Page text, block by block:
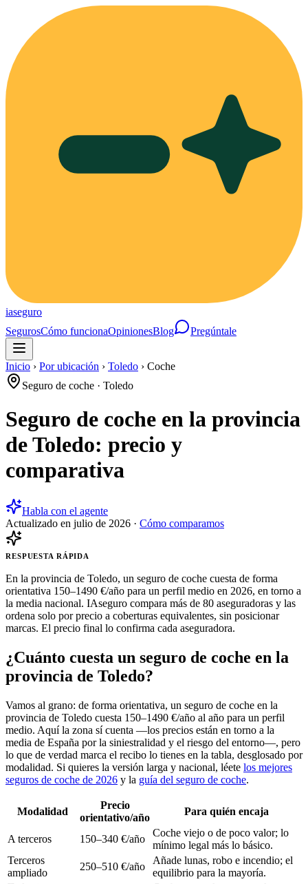
iaseguro
SegurosCómo funcionaOpinionesBlog Pregúntale
Inicio › Por ubicación › Toledo › Coche
Seguro de coche · Toledo
Seguro de coche en la provincia
de Toledo: precio y
comparativa
Habla con el agente
Actualizado en julio de 2026 · Cómo comparamos
RESPUESTA RÁPIDA
En la provincia de Toledo, un seguro de coche cuesta de forma
orientativa 150–1490 €/año para un perfil medio en 2026, en torno a
la media nacional. IAseguro compara más de 80 aseguradoras y las
ordena solo por precio a coberturas equivalentes, sin posicionar
marcas. El precio final lo confirma cada aseguradora.
¿Cuánto cuesta un seguro de coche en la
provincia de Toledo?
Vamos al grano: de forma orientativa, un seguro de coche en la
provincia de Toledo cuesta 150–1490 €/año al año para un perfil
medio. Aquí la zona sí cuenta —los precios están en torno a la
media de España por la siniestralidad y el riesgo del entorno—, pero
lo que de verdad marca el recibo lo tienes en la tabla, desglosado por
modalidad. Si quieres la versión larga y nacional, léete los mejores
seguros de coche de 2026 y la guía del seguro de coche.
Modalidad
Precio
orientativo/año
Para quién encaja
A terceros 150–340 €/año
Coche viejo o de poco valor; lo
mínimo legal más lo básico.
Terceros
ampliado
250–510 €/año
Añade lunas, robo e incendio; el
equilibrio para la mayoría.